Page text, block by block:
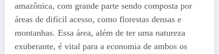
amazônica, com grande parte sendo composta por
áreas de difícil acesso, como florestas densas e
montanhas. Essa área, além de ter uma natureza
exuberante, é vital para a economia de ambos os